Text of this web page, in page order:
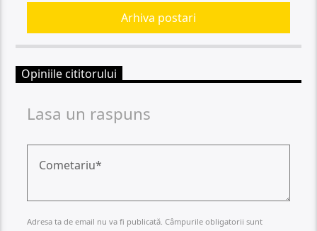
Arhiva postari
Opiniile cititorului
Lasa un raspuns
Adresa ta de email nu va fi publicată. Câmpurile obligatorii sunt